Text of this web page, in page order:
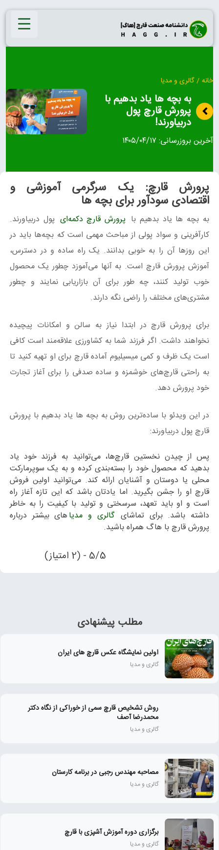
Skip
content
خانه / گالری و مدیا
به بچه ها یاد بدهیم با
پرورش قارچ پول
دربیاورند!
آخرین بروزرسانی: ۱۴۰۵/۰۴/۱۷
پرورش قارچ: یک سرگرمی آموزشی و
اقتصادی سودآور برای بچه ها
به بچه ها یاد بدهیم با پرورش قارچ دکمه‌ای پول دربیاورند.
کارآفرینی و سواد پولی از مباحث مهمی است که بچه‌ها باید در
این روزها آن را به خوبی بدانند. یک راه ساده و در دسترس،
آموزش پرورش قارچ است. به آنها می‌آموزد چطور یک محصول
خوب تولید کنند، چه طور برای آن بازاریابی نمایند و چطور
مشتری‌های مختلف را راضی نگه دارند.
برای پرورش قارچ در ابتدا نیاز به سالن و امکانات پیچیده
نخواهند داشت. اگر فرزند شما به کشاورزی علاقه‌مند است کافی
است یک ظرف و کمی میسیلیوم آماده قارچ برای او تهیه کنید تا
به راحتی قارچ‌های خوشمزه و ساده صدفی را برای آغاز تجارت
خود پرورش دهد.
در این ویدئو با ساده‌ترین روش به بچه ها یاد بدهیم با پرورش
قارچ پول دربیاورند:
پس از چیدن نخستین قارچ‌ها، می‌توانید به فرزند خود یاد
بدهید که محصول خود را بسته‌بندی کرده و به یک سوپرمارکت
محلی یا دوستان و آشنایان ارائه کند. می‌توانید اولین فروش
قارچ او را جشن بگیرید. اما یادتان باشد که این تازه آغاز راه
است و او باید تعهد، سرسختی و تولید با کیفیت را به خاطر
داشته باشد. برای تماشای گالری و مدیاهای بیشتر درباره
پرورش قارچ با هاگ همراه باشید.
5/5 - (2 امتیاز)
مطلب پیشنهادی
اولین نمایشگاه عکس قارچ های ایران
گالری و مدیا
روش تشخیص قارچ سمی از خوراکی از نگاه دکتر
محمدرضا آصف
گالری و مدیا
مصاحبه مهندس رجبی در برنامه کارستان
گالری و مدیا
برگزاری دوره آموزش آشپزی با قارچ
گالری و مدیا